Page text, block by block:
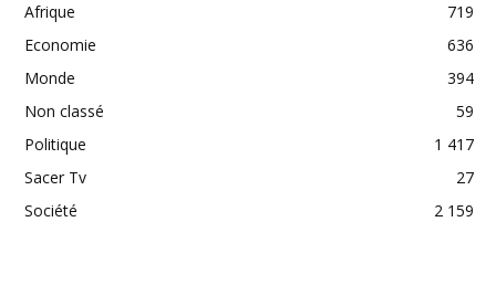
Afrique
719
Economie
636
Monde
394
Non classé
59
Politique
1 417
Sacer Tv
27
Société
2 159